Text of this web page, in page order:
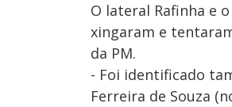
O lateral Rafinha e
xingaram e
da PM.
- Foi identificado
Ferreira de Souza